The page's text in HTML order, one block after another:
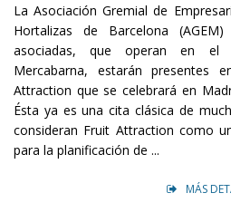
La Asociación Gremial de
Hortalizas de Barcelona
asociadas, que operan en el
Mercabarna, estarán presentes
Attraction que se celebrará en
Ésta ya es una cita clásica de
consideran Fruit Attraction como
para la planificación de ...
MÁS